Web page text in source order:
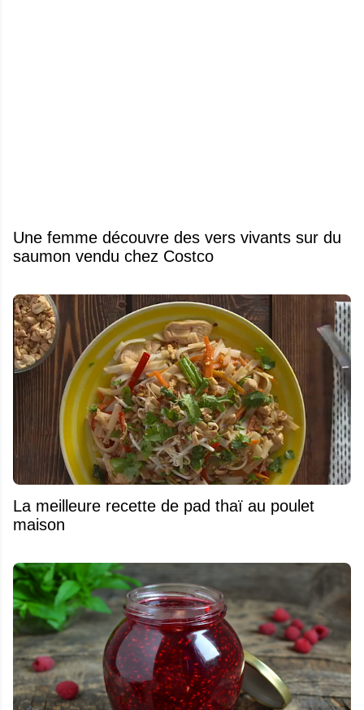
Une femme découvre des vers vivants sur du
saumon vendu chez Costco
La meilleure recette de pad thaï au poulet
maison